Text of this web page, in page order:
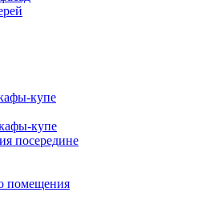
купе
купе
посередине
помещения